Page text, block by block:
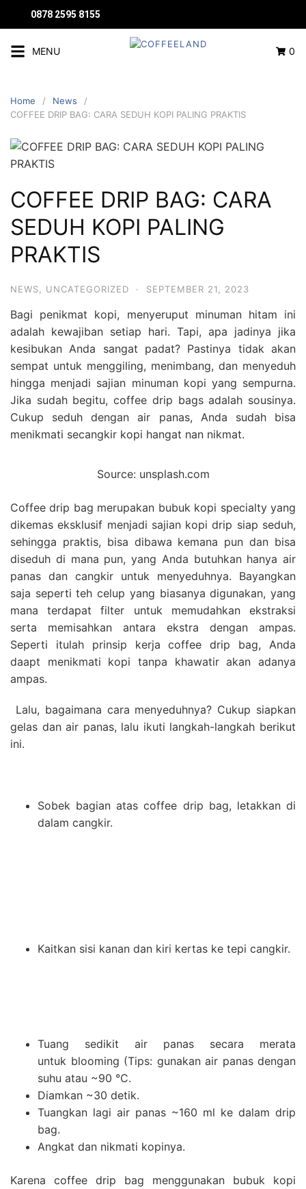
0878 2595 8155
MENU 0
Home
News
COFFEE DRIP BAG: CARA SEDUH KOPI PALING PRAKTIS
COFFEE DRIP BAG: CARA
SEDUH KOPI PALING
PRAKTIS
NEWS UNCATEGORIZED · SEPTEMBER 21, 2023
Bagi penikmat kopi, menyeruput minuman hitam ini
adalah kewajiban setiap hari. Tapi, apa jadinya jika
kesibukan Anda sangat padat? Pastinya tidak akan
sempat untuk menggiling, menimbang, dan menyeduh
hingga menjadi sajian minuman kopi yang sempurna.
Jika sudah begitu, coffee drip bags adalah sousinya.
Cukup seduh dengan air panas, Anda sudah bisa
menikmati secangkir kopi hangat nan nikmat.
Source: unsplash.com
Coffee drip bag merupakan bubuk kopi specialty yang
dikemas eksklusif menjadi sajian kopi drip siap seduh,
sehingga praktis, bisa dibawa kemana pun dan bisa
diseduh di mana pun, yang Anda butuhkan hanya air
panas dan cangkir untuk menyeduhnya. Bayangkan
saja seperti teh celup yang biasanya digunakan, yang
mana terdapat filter untuk memudahkan ekstraksi
serta memisahkan antara ekstra dengan ampas.
Seperti itulah prinsip kerja coffee drip bag, Anda
daapt menikmati kopi tanpa khawatir akan adanya
ampas.
Lalu, bagaimana cara menyeduhnya? Cukup siapkan
gelas dan air panas, lalu ikuti langkah-langkah berikut
ini.
Sobek bagian atas coffee drip bag, letakkan di
dalam cangkir.
Kaitkan sisi kanan dan kiri kertas ke tepi cangkir.
Tuang sedikit air panas secara merata
untuk blooming (Tips: gunakan air panas dengan
suhu atau ~90 °C.
Diamkan ~30 detik.
Tuangkan lagi air panas ~160 ml ke dalam drip
bag.
Angkat dan nikmati kopinya.
Karena coffee drip bag menggunakan bubuk kopi